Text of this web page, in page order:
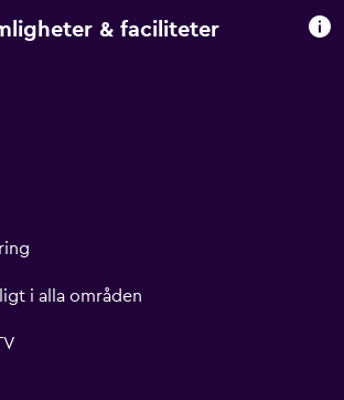
& faciliteter
i alla områden